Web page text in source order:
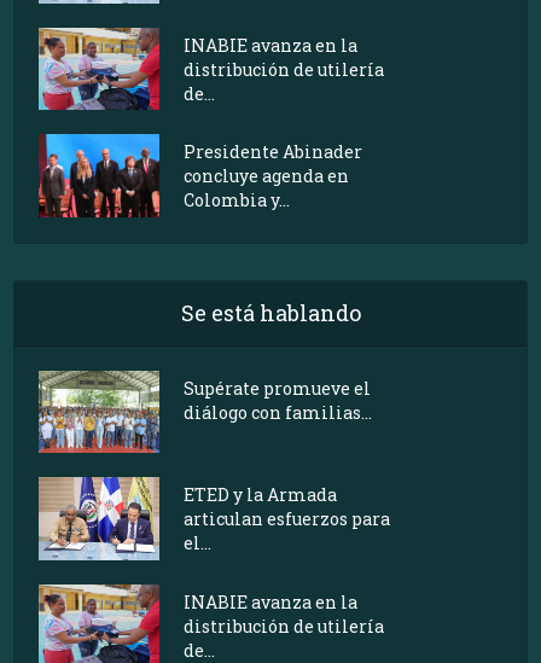
INABIE avanza en la
distribución de utilería
de...
Presidente Abinader
concluye agenda en
Colombia y...
Se está hablando
Supérate promueve el
diálogo con familias...
ETED y la Armada
articulan esfuerzos para
el...
INABIE avanza en la
distribución de utilería
de...